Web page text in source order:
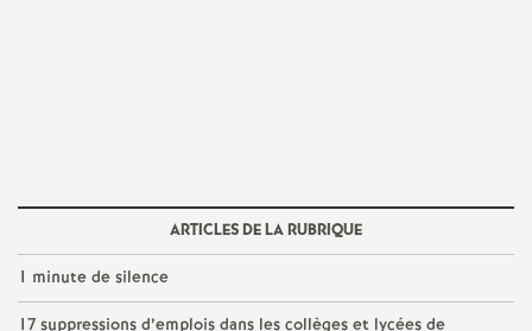
n
d
ARTICLES DE LA RUBRIQUE
1 minute de silence
17 suppressions d’emplois dans les collèges et lycées de